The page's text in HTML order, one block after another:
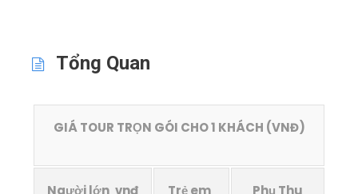
Tổng Quan
GIÁ TOUR TRỌN GÓI CHO 1 KHÁCH (VNĐ)
Người lớn vnđ Trẻ em
Phụ Thu